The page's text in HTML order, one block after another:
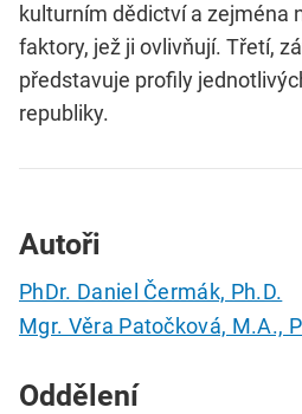
kulturním dědictví a zejména
faktory, jež ji ovlivňují. Třetí,
představuje profily
republiky.
Autoři
PhDr. Daniel Čermák, Ph.D.
Mgr. Věra Patočková, M.A.,
Oddělení